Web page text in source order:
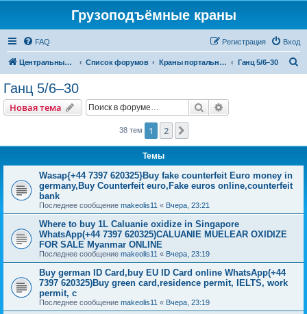
Грузоподъёмные краны
FAQ Вход
Регистрация
Центральный сайт Список форумов Краны портальные Ганц 5/6–30
Ганц 5/6–30
Новая тема Поиск
38 тем 1 2
Темы
Wasap{+44 7397 620325}Buy fake counterfeit Euro money in
germany,Buy Counterfeit euro,Fake euros online,counterfeit
bank
Последнее сообщение makeolis11 « Вчера, 23:21
Where to buy 1L Caluanie oxidize in Singapore
WhatsApp(+44 7397 620325)CALUANIE MUELEAR OXIDIZE
FOR SALE Myanmar ONLINE
Последнее сообщение makeolis11 « Вчера, 23:19
Buy german ID Card,buy EU ID Card online WhatsApp(+44
7397 620325)Buy green card,residence permit, IELTS, work
permit, c
Последнее сообщение makeolis11 « Вчера, 23:19